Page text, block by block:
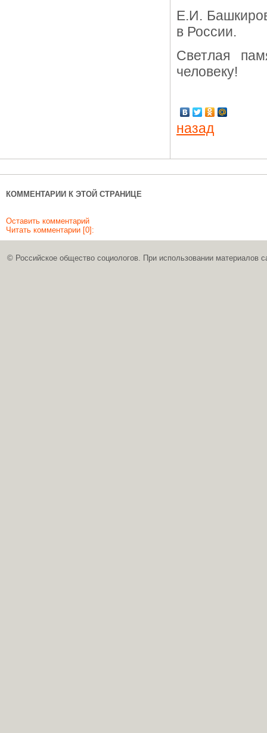
Е.И.
в России.
Светлая
человеку!
назад
КОММЕНТАРИИ К ЭТОЙ СТРАНИЦЕ
Оставить комментарий
Читать комментарии [0]:
© Российское общество социологов. При использовании материалов